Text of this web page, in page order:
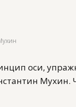
оси,
Мухин.